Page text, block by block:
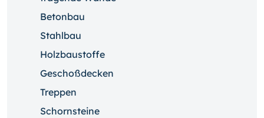
Betonbau
Stahlbau
Holzbaustoffe
Geschoßdecken
Treppen
Schornsteine